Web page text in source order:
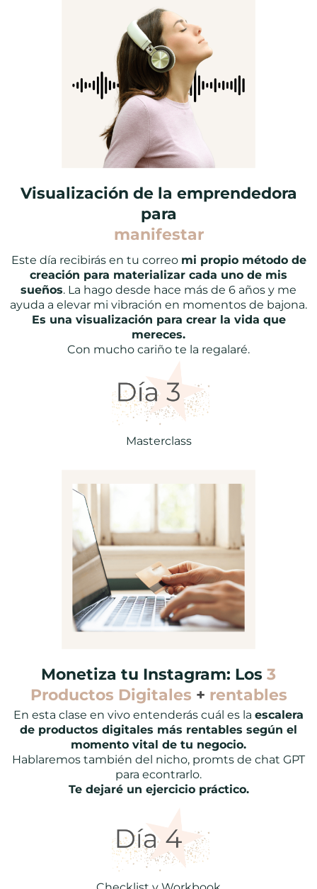
Visualización de la emprendedora
para
manifestar
Este día recibirás en tu correo mi propio método de
creación para materializar cada uno de mis
sueños. La hago desde hace más de 6 años y me
ayuda a elevar mi vibración en momentos de bajona.
Es una visualización para crear la vida que
mereces.
Con mucho cariño te la regalaré.
Masterclass
Monetiza tu Instagram: Los 3
Productos Digitales + rentables
En esta clase en vivo entenderás cuál es la escalera
de productos digitales más rentables según el
momento vital de tu negocio.
Hablaremos también del nicho, promts de chat GPT
para econtrarlo.
Te dejaré un ejercicio práctico.